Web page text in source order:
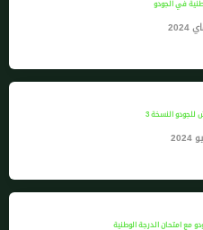
في الجودو
النسخة 3
مع امتحان الدرجة الوطنية